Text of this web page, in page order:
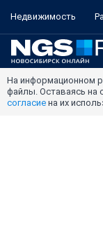
Недвижимость
На информационном
файлы. Оставаясь на
согласие на их